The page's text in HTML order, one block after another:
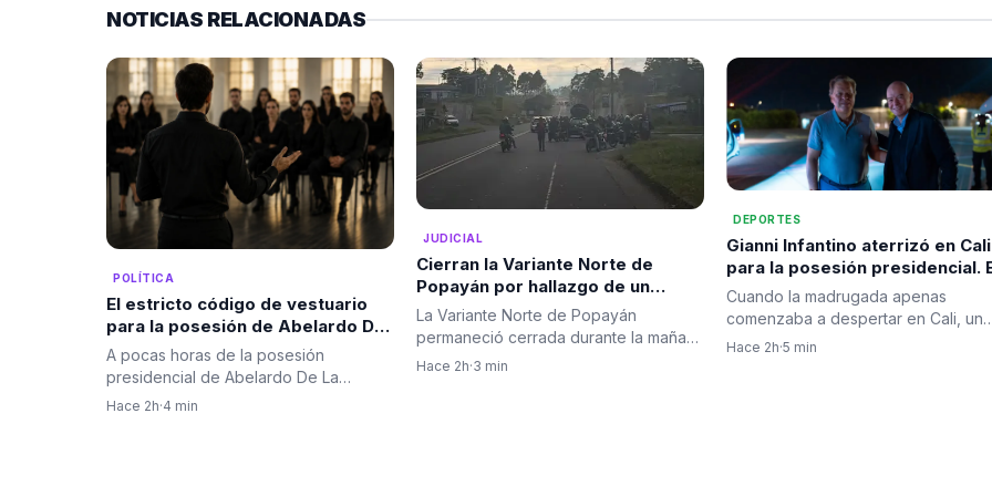
NOTICIAS RELACIONADAS
POLÍTICA
El estricto código de vestuario
para la posesión de Abelardo De
La Espriella despierta
expectativa entre los invitados:
Color negro
A pocas horas de la posesión
presidencial de Abelardo De La
Espriella, uno de los aspectos que
Hace 2h·4 min
JUDICIAL
Cierran la Variante Norte de
Popayán por hallazgo de un
cilindro sospechoso; autoridades
realizaron destrucción
controlada
La Variante Norte de Popayán
permaneció cerrada durante la mañana
de este viernes 7 de agosto tras…
Hace 2h·3 min
DEPORTES
Gianni Infantino aterrizó en Cali
para la posesión presidencial.
fútbol mundial también dijo
presente.
Cuando la madrugada apenas
comenzaba a despertar en Cali, un
avión procedente del exterior
Hace 2h·5 min